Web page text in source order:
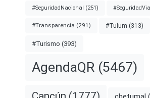
#SeguridadNacional (251) #SeguridadVial
#Transparencia (291) #Tulum (313)
#Turismo (393)
AgendaQR (5467)